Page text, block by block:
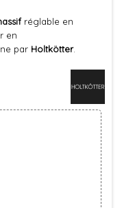
réglable en
en
par Holtkötter.